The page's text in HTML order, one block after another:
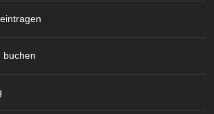
buchen